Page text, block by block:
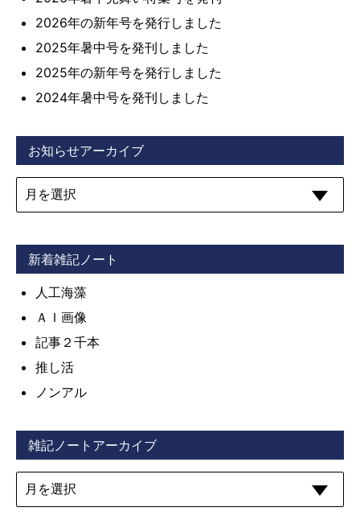
2026年の新年号を発行しました
2025年暑中号を発刊しました
2025年の新年号を発行しました
2024年暑中号を発刊しました
お知らせアーカイブ
新着雑記ノート
人工海藻
ＡＩ画像
記事２千本
推し活
ノンアル
雑記ノートアーカイブ